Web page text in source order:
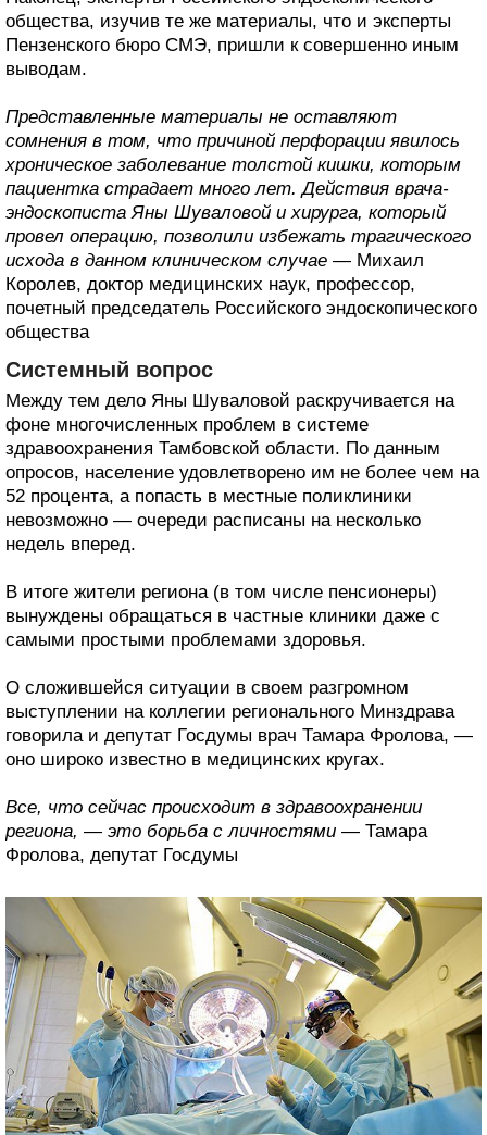
общества, изучив те же материалы, что и эксперты
Пензенского бюро СМЭ, пришли к совершенно иным
выводам.
Представленные материалы не оставляют
сомнения в том, что причиной перфорации явилось
хроническое заболевание толстой кишки, которым
пациентка страдает много лет. Действия врача-
эндоскописта Яны Шуваловой и хирурга, который
провел операцию, позволили избежать трагического
исхода в данном клиническом случае — Михаил
Королев, доктор медицинских наук, профессор,
почетный председатель Российского эндоскопического
общества
Системный вопрос
Между тем дело Яны Шуваловой раскручивается на
фоне многочисленных проблем в системе
здравоохранения Тамбовской области. По данным
опросов, население удовлетворено им не более чем на
52 процента, а попасть в местные поликлиники
невозможно — очереди расписаны на несколько
недель вперед.
В итоге жители региона (в том числе пенсионеры)
вынуждены обращаться в частные клиники даже с
самыми простыми проблемами здоровья.
О сложившейся ситуации в своем разгромном
выступлении на коллегии регионального Минздрава
говорила и депутат Госдумы врач Тамара Фролова, —
оно широко известно в медицинских кругах.
Все, что сейчас происходит в здравоохранении
региона, — это борьба с личностями — Тамара
Фролова, депутат Госдумы